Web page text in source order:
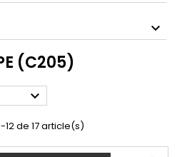
(C205)

12 de 17 article(s)